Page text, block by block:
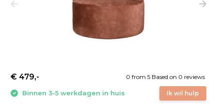
0 from 5 Based on 0 reviews
Ik wil hulp
€ 479,-
Binnen 3-5 werkdagen in huis